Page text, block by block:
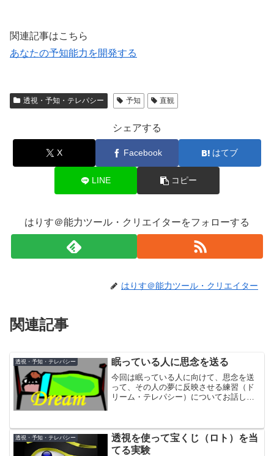
関連記事はこちら
あなたの予知能力を開発する
透視・予知・テレパシー 予知 直観
シェアする
X Facebook はてブ
LINE コピー
はりす＠能力ツール・クリエイターをフォローする
はりす＠能力ツール・クリエイター
関連記事
透視・予知・テレパシー 眠っている人に思念を送る
今回は眠っている人に向けて、思念を送
って、その人の夢に反映させる練習（ド
リーム・テレパシー）についてお話しま
ることができれば、相手を...
透視・予知・テレパシー
透視を使って宝くじ（ロト）を当
てる実験